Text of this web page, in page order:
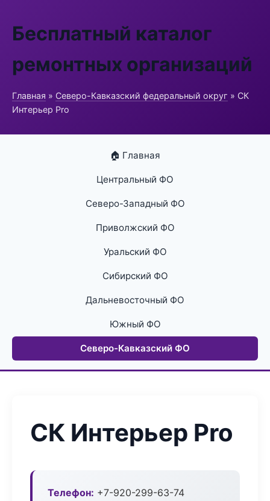
Бесплатный каталог
ремонтных организаций
Главная » Северо-Кавказский федеральный округ » СК
Интерьер Pro
🏠 Главная
Центральный ФО
Северо-Западный ФО
Приволжский ФО
Уральский ФО
Сибирский ФО
Дальневосточный ФО
Южный ФО
Северо-Кавказский ФО
СК Интерьер Pro
Телефон: +7-920-299-63-74